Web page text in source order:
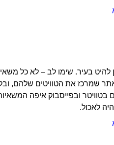
להיט בעיר. שימו לב – לא כל
שמרכז את הטוויטים שלהם,
בטוויטר ובפייסבוק איפה
לאכול.